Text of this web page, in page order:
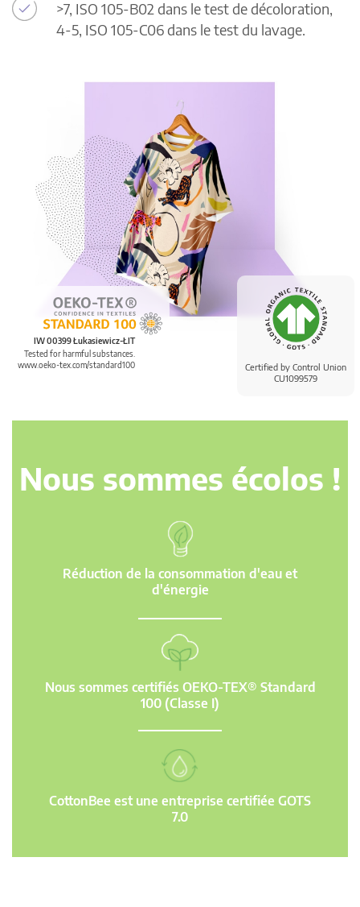
Certified by Control Union
CU1099579
IW 00399 Łukasiewicz-ŁIT
Tested for harmful substances.
www.oeko-tex.com/standard100
>7, ISO 105-B02 dans le test de décoloration,
4-5, ISO 105-C06 dans le test du lavage.
Nous sommes écolos !
Réduction de la consommation d'eau et
d'énergie
Nous sommes certifiés OEKO-TEX® Standard
100 (Classe I)
CottonBee est une entreprise certifiée GOTS
7.0